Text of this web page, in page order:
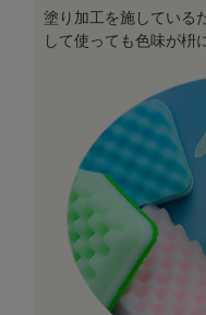
塗り加工を施している
して使っても色味が枡